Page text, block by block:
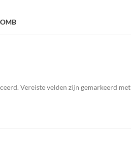
Vereiste velden zijn gemarkeerd met